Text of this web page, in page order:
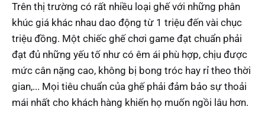
Trên thị trường có rất nhiều loại ghế với những phân
khúc giá khác nhau dao động từ 1 triệu đến vài chục
triệu đồng. Một chiếc ghế chơi game đạt chuẩn phải
đạt đủ những yếu tố như có êm ái phù hợp, chịu được
mức cân nặng cao, không bị bong tróc hay rỉ theo thời
gian,... Mọi tiêu chuẩn của ghế phải đảm bảo sự thoải
mái nhất cho khách hàng khiến họ muốn ngồi lâu hơn.